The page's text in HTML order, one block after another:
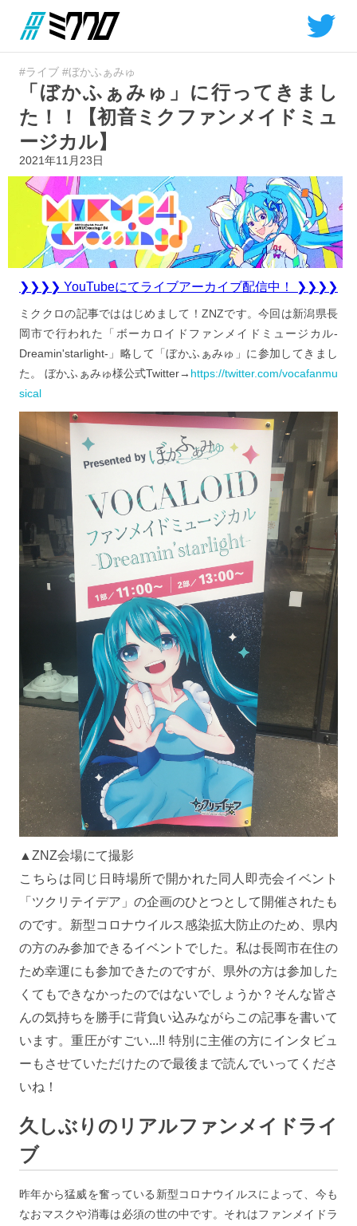
#ライブ #ぼかふぁみゅ
「ぼかふぁみゅ」に行ってきまし
た！！【初音ミクファンメイドミュ
ージカル】
2021年11月23日
❯❯❯❯ YouTubeにてライブアーカイブ配信中！ ❯❯❯❯
ミククロの記事でははじめまして！ZNZです。今回は新潟県長
岡市で行われた「ボーカロイドファンメイドミュージカル-
Dreamin'starlight-」略して「ぼかふぁみゅ」に参加してきまし
た。 ぼかふぁみゅ様公式Twitter→ https://twitter.com/vocafanmu
sical
▲ZNZ会場にて撮影
こちらは同じ日時場所で開かれた同人即売会イベント
「ツクリテイデア」の企画のひとつとして開催されたも
のです。新型コロナウイルス感染拡大防止のため、県内
の方のみ参加できるイベントでした。私は長岡市在住の
ため幸運にも参加できたのですが、県外の方は参加した
くてもできなかったのではないでしょうか？そんな皆さ
んの気持ちを勝手に背負い込みながらこの記事を書いて
います。重圧がすごい...!! 特別に主催の方にインタビュ
ーもさせていただけたので最後まで読んでいってくださ
いね！
久しぶりのリアルファンメイドライ
ブ
昨年から猛威を奮っている新型コロナウイルスによって、今も
なおマスクや消毒は必須の世の中です。それはファンメイドラ